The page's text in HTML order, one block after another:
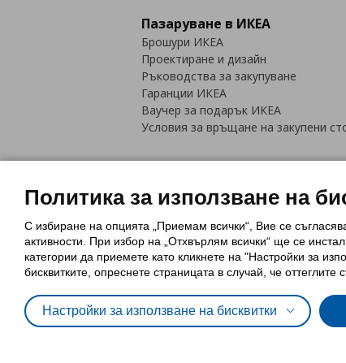
Пазаруване в ИКЕА
Брошури ИКЕА
Проектиране и дизайн
Ръководства за закупуване
Гаранции ИКЕА
Ваучер за подарък ИКЕА
Условия за връщане на закупени
Политика за използване на
Обща политика за личните
Политика за защита на лични
Политика за използване на
С избиране на опцията „Приемам всички“, Вие се
активности. При избор на „Отхвърлям всички“ ще се
категории да приемете като кликнете на "Настройки за
бисквитките, опреснете страницата в случай, че оттеглите
Настройки за използване на бисквитки